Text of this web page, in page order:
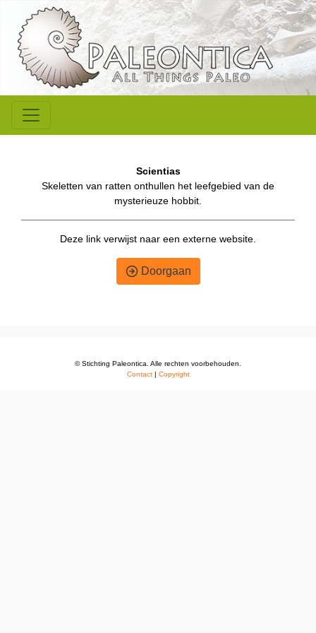
Scientias
Skeletten van ratten onthullen het leefgebied van de
mysterieuze hobbit.
Deze link verwijst naar een externe website.
Doorgaan
© Stichting Paleontica. Alle rechten voorbehouden.
Contact| Copyright